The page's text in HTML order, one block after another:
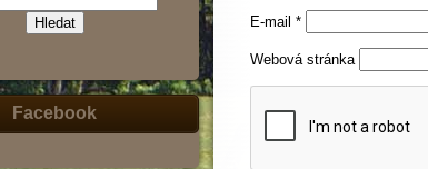
Facebook
E-mail *
Webová stránka